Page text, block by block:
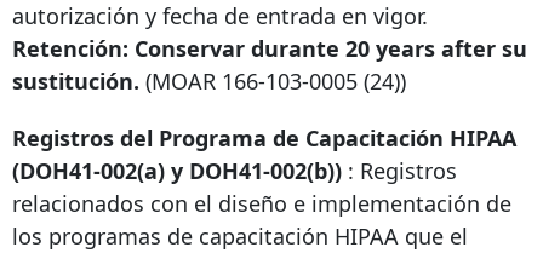
autorización y fecha de entrada en vigor.
Retención: Conservar durante 20 years after su
sustitución. (MOAR 166-103-0005 (24))
Registros del Programa de Capacitación HIPAA
(DOH41-002(a) y DOH41-002(b)) : Registros
relacionados con el diseño e implementación de
los programas de capacitación HIPAA que el